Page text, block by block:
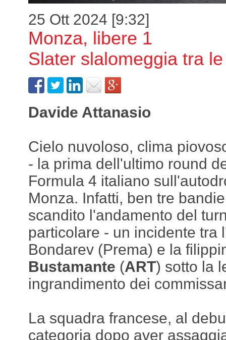
25 Ott 2024 [9:32]
Monza, libere 1
Slater slalomeggia tra
Davide Attanasio
Cielo nuvoloso, clima
- la prima dell'ultimo round
Formula 4 italiano
Monza. Infatti, ben tre
scandito l'andamento del
particolare - un incidente tra
Bondarev (Prema) e la
Bustamante (ART) sotto la
ingrandimento dei
La squadra francese, al
categoria dopo aver